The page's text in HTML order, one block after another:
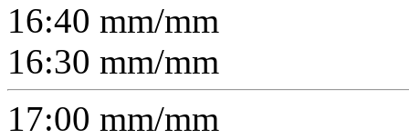
16:40 mm/mm
16:30 mm/mm
17:00 mm/mm